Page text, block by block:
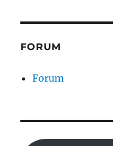
FORUM
Forum